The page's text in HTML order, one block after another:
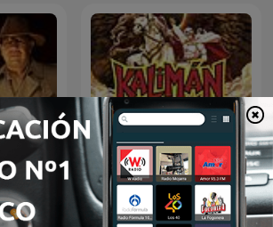
Kalimán | 01 Los
Profanadores de Tumbas
-1963